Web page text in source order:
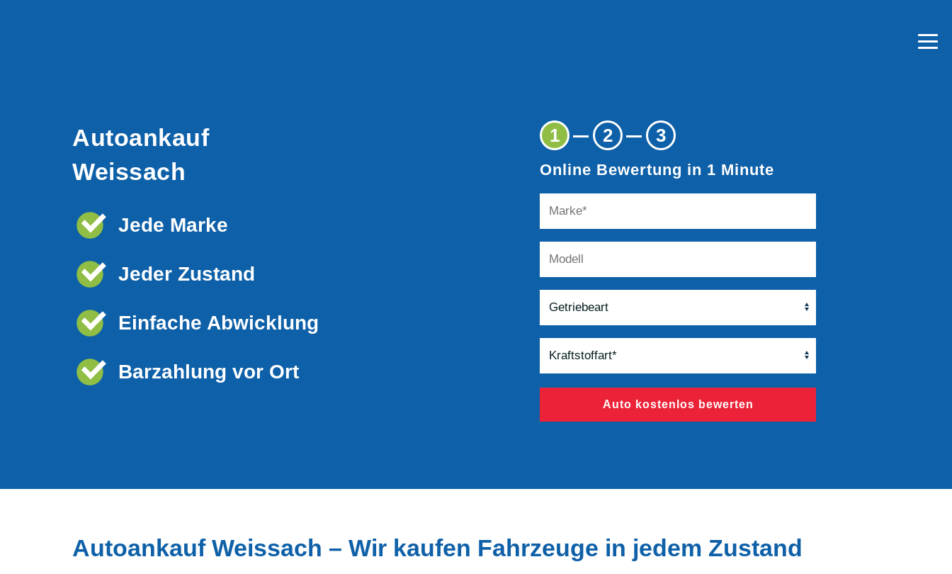
Autoankauf
Weissach
Jede Marke
Jeder Zustand
Einfache Abwicklung
Barzahlung vor Ort
1 2 3
Online Bewertung in 1 Minute
Auto kostenlos bewerten
Autoankauf Weissach – Wir kaufen Fahrzeuge in jedem Zustand